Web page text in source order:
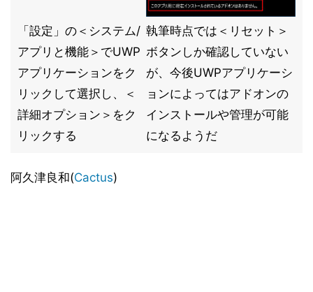
「設定」の＜システム/
アプリと機能＞でUWP
アプリケーションをク
リックして選択し、＜
詳細オプション＞をク
リックする
執筆時点では＜リセット＞
ボタンしか確認していない
が、今後UWPアプリケーシ
ョンによってはアドオンの
インストールや管理が可能
になるようだ
阿久津良和(Cactus)